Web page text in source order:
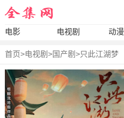
电影 电视剧 动漫
首页>电视剧 >国产剧 >只此江湖梦